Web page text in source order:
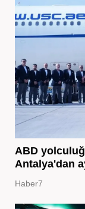
ABD
Antalya'dan
Haber7